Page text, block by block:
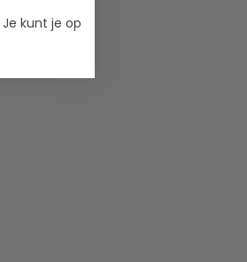
kunt je op